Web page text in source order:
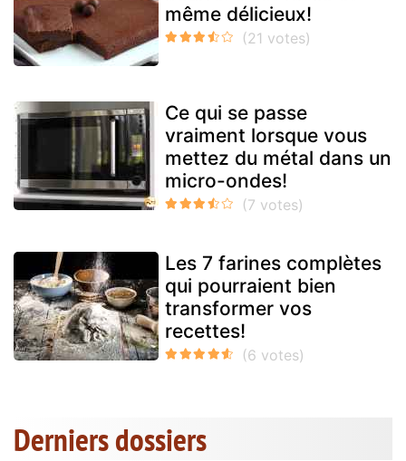
même délicieux!
Ce qui se passe
vraiment lorsque vous
mettez du métal dans un
micro-ondes!
Les 7 farines complètes
qui pourraient bien
transformer vos
recettes!
Derniers dossiers